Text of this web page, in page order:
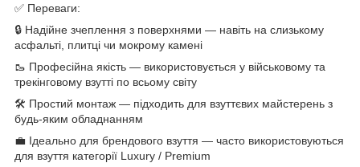
✅ Переваги:
🔒 Надійне зчеплення з поверхнями — навіть на слизькому
асфальті, плитці чи мокрому камені
🥾 Професійна якість — використовується у військовому та
трекінговому взутті по всьому світу
🛠️ Простий монтаж — підходить для взуттєвих майстерень з
будь-яким обладнанням
💼 Ідеально для брендового взуття — часто використовуються
для взуття категорії Luxury / Premium